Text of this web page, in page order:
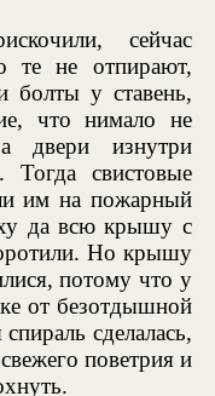
сейчас
те не отпирают,
болты у ставень,
что нимало не
двери изнутри
свистовые
им на пожарный
да всю крышу с
Но крышу
потому что у
от безотдышной
сделалась,
поветрия и